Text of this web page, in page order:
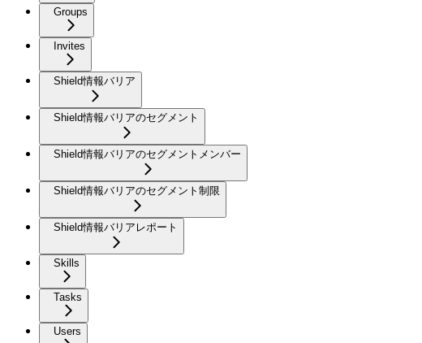
Groups
Invites
Shield情報バリア
Shield情報バリアのセグメント
Shield情報バリアのセグメントメンバー
Shield情報バリアのセグメント制限
Shield情報バリアレポート
Skills
Tasks
Users